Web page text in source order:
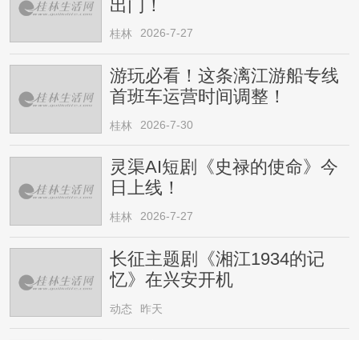
出门！
桂林 2026-7-27
游玩必看！这条漓江游船专线
首班车运营时间调整！
桂林 2026-7-30
灵渠AI短剧《史禄的使命》今
日上线！
桂林 2026-7-27
长征主题剧《湘江1934的记
忆》在兴安开机
动态 昨天